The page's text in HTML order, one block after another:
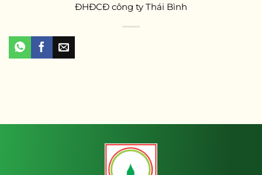
ĐHĐCĐ công ty Thái Bình